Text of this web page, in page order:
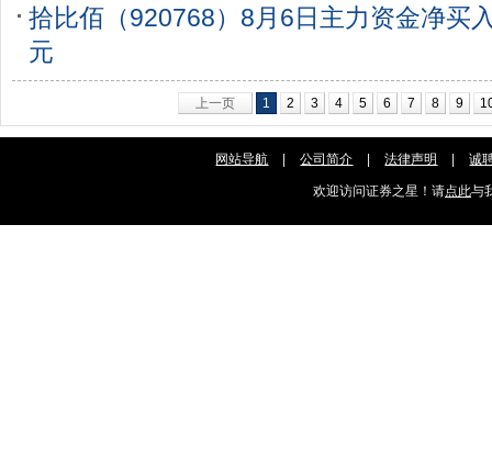
拾比佰（920768）8月6日主力资金净买
元
上一页 1 2 3 4 5 6 7 8 9
网站导航 | 公司简介 | 法律声明 | 诚
欢迎访问证券之星！请点此与